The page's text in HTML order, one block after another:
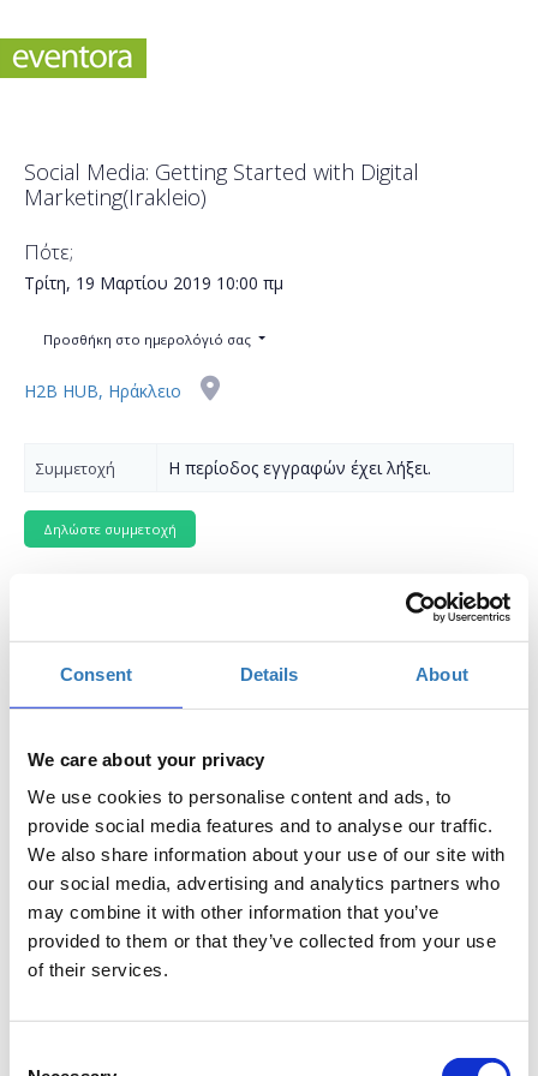
Consent Details About
We care about your privacy
We use cookies to personalise content and ads, to
provide social media features and to analyse our traffic.
We also share information about your use of our site with
our social media, advertising and analytics partners who
may combine it with other information that you’ve
provided to them or that they’ve collected from your use
of their services.
Social Media: Getting Started with Digital
Marketing(Irakleio)
Πότε;
Τρίτη, 19 Μαρτίου 2019 10:00 πμ
Προσθήκη στο ημερολόγιό σας
H2B HUB, Ηράκλειο
Συμμετοχή Η περίοδος εγγραφών έχει λήξει.
Το workshop έχει στόχο να δώσει την δυνατότητα στους
συμμετέχοντες να εκπαιδευτούν στη χρήση σημαντικών
μέτρησης της αποτελεσματικότητας του Digital Marketing
και να δουν βέλτιστες πρακτικές απο καταξιωμένα brands.
Συνοπτικό πρόγραμμα:
Βασικές Έννοιες Digital Marketing
Τάσεις των Social Media στην Ελλάδα σήμερα και
διεθνώς: Facebook, Linkedln,Twitter, Snapchat,
Instagram, YouTube
Dos and Don’ts του Social Media Marketing